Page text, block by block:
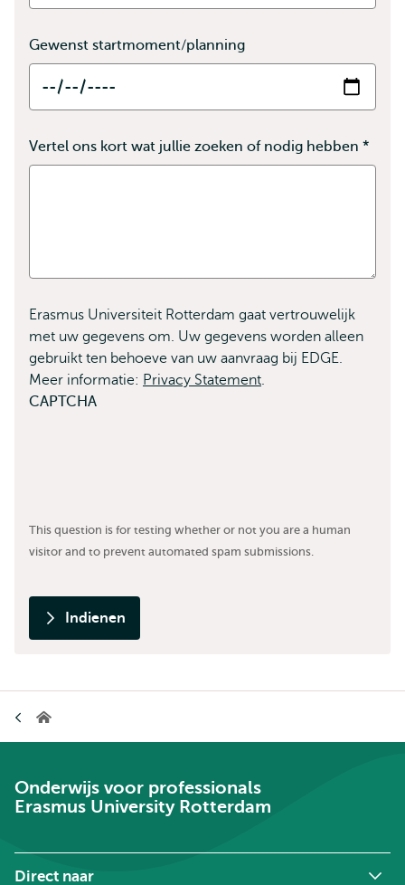
Gewenst startmoment/planning
Vertel ons kort wat jullie zoeken of nodig hebben *
veld
Erasmus Universiteit Rotterdam gaat vertrouwelijk
met uw gegevens om. Uw gegevens worden alleen
gebruikt ten behoeve van uw aanvraag bij EDGE.
Meer informatie: Privacy Statement
CAPTCHA
This question is for testing whether or not you are a human
visitor and to prevent automated spam submissions.
Indienen
Onderwijs
Onderwijs voor professionals
Erasmus University Rotterdam
Direct naar